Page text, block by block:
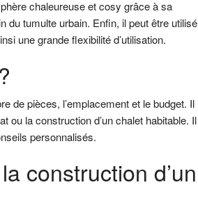
chaleureuse et cosy grâce à sa
du tumulte urbain. Enfin, il peut être utilisé
une grande flexibilité d’utilisation.
de pièces, l’emplacement et le budget. Il
ou la construction d’un chalet habitable. Il
personnalisés.
construction d’un